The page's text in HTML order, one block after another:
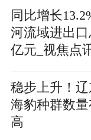
同比增长
河流域进出
亿元_视焦点
稳步上升！
海豹种群数
高